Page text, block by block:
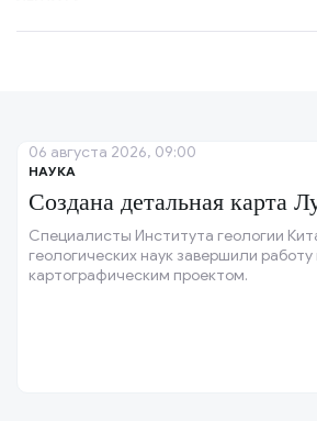
НАУКА
Создана детальная карта
Специалисты Института геологии
геологических наук завершили
картографическим проектом.
06 августа 2026, 09:00